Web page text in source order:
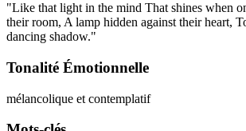
"Like that light in the mind That shines when
their room, A lamp hidden against their heart,
dancing shadow."
Tonalité Émotionnelle
mélancolique et contemplatif